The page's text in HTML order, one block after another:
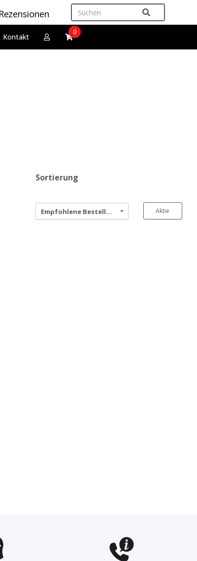
Kontakt
0
Sortierung
Empfohlene Bestellung Aktie